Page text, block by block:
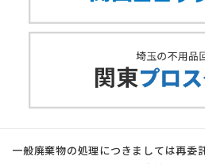
一般廃棄物の処理につきましては再委